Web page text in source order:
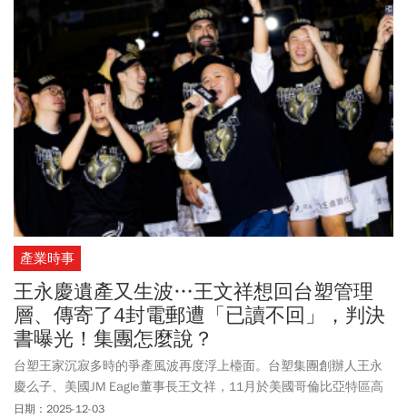
要求警衛罰寫我名字100遍。我必須鄭重澄清，絕對沒有！8、有人
說，我在補習班偷吃同學雞排，也是絕對沒有的事。9、有人說，我
約她看電影不成，就說她有恐男症。絕對沒有！10、有人說，我將
同學手機泡水，我也要鄭重澄清，絕對非我所為！11、有人說，我
用小帳號，以不雅文字，謾罵高嘉瑜委員、恐嚇律師，我也要鄭重
澄清，那個帳號不是我的，我從來沒有開設任何小帳號。12、有人
說，因為我認識黑道，所以同學人人自危。我必須鄭重澄清，我從
來沒有加入任何黑道組織，更沒有涉入任何幫派活動。當然，在成
長過程中，我沒有辦法了解每一個我所認識的人的背景。13、有人
說，我販售大麻煙彈。我也要澄清，絕對沒有！販售毒品屬於刑事
犯罪，我願意接受司法調查，以證清白。14、有人質疑我學測成績
大幅進步，影射有問題。我要說，這是國家考試，我絕對沒有舞
弊！15、有人說，我在
後我的媽媽施壓解散籃球隊，事實是練球的過程中，我遭到毆打受
傷，而我的母親選擇原諒，完全沒有對方家長下跪道歉的荒謬事
件，籃球隊
的解散更是在事發之後三年的事情。16、有人說，我大
學時被二一，因母親施壓，才能順利畢業。但事實是，我一切依照
學校的規定及程序辦理休學，並完成補修後才畢業。17、有人說，
我高中時曾因為簽賭，被移送少年法庭。這件事，我很後悔，更覺
得對不起家人，因為自己的輕忽、誤判，在網路上下注。這件事情
產業時事
王永慶遺產又生波…王文祥想回台塑管理
層、傳寄了4封電郵遭「已讀不回」，判決
書曝光！集團怎麼說？
台塑王家沉寂多時的爭產風波再度浮上檯面。台塑集團創辦人王永
慶么子、美國JM Eagle董事長王文祥，11月於美國哥倫比亞特區高
等法院提起「更正之訴」。他要求調整家族海外信託基金的管理架
日期：2025-12-03